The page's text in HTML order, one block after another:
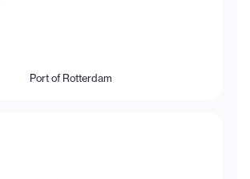
Port of Rotterdam